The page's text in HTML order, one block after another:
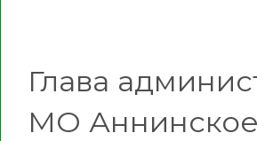
Глава
МО